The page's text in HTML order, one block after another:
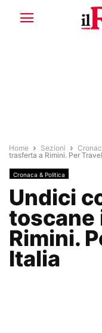
Home Sezioni
trasferta a Rimini. Per
Cronaca & Politica
Undici
toscane
Rimini.
Italia